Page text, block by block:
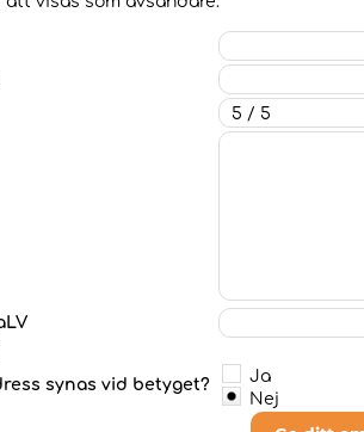
synas vid betyget?
Ja
Nej